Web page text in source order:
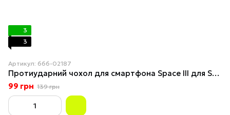
3
3
Артикул: 666-02187
Протиударний чохол для смартфона Space III для Samsung Galaxy S24 Ultra Purple
99 грн 139 грн